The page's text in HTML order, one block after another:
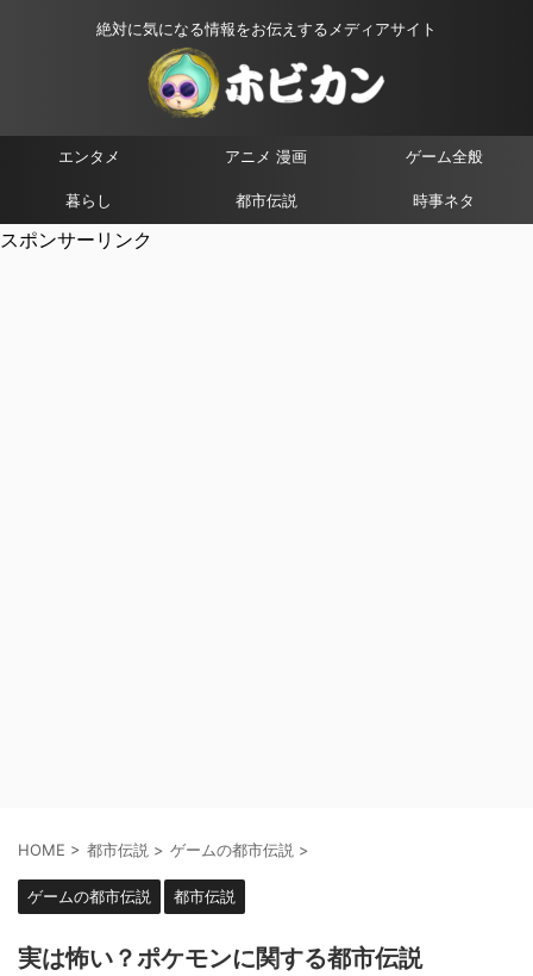
絶対に気になる情報をお伝えするメディアサイト
エンタメ アニメ 漫画 ゲーム全般
暮らし 都市伝説 時事ネタ
スポンサーリンク
HOME > 都市伝説 > ゲームの都市伝説 >
ゲームの都市伝説 都市伝説
実は怖い？ポケモンに関する都市伝説